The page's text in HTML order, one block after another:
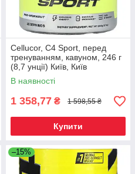
Cellucor, C4 Sport, перед
тренуванням, кавуном, 246 г
(8,7 унції) Київ, Київ
В наявності
1 358,77 ₴ 1 598,55 ₴
Купити
–15%